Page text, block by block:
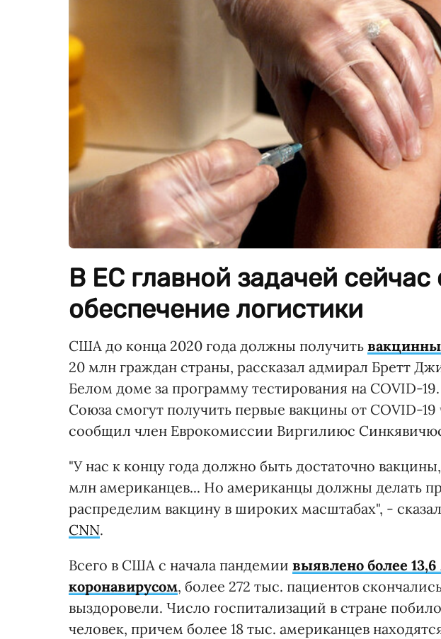
В ЕС главной задачей сейчас
обеспечение логистики
США до конца 2020 года должны получить вакцинны
20 млн граждан страны, рассказал адмирал Бретт
Белом доме за программу тестирования на COVID-
Союза смогут получить первые вакцины от COVID-
сообщил член Еврокомиссии Виргилиюс
"У нас к концу года должно быть достаточно
млн американцев... Но американцы должны делать
распределим вакцину в широких масштабах", -
CNN.
Всего в США с начала пандемии выявлено более
коронавирусом, более 272 тыс. пациентов
выздоровели. Число госпитализаций в стране
человек, причем более 18 тыс. американцев